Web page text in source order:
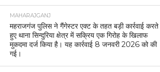
MAHARAJGANJ
महराजगंज पुलिस ने गैंगेस्टर एक्ट के तहत बड़ी कार्रवाई करते
हुए थाना सिन्दुरिया क्षेत्र में सक्रिय एक गिरोह के खिलाफ
मुकदमा दर्ज किया है। यह कार्रवाई 8 जनवरी 2026 को की
गई।